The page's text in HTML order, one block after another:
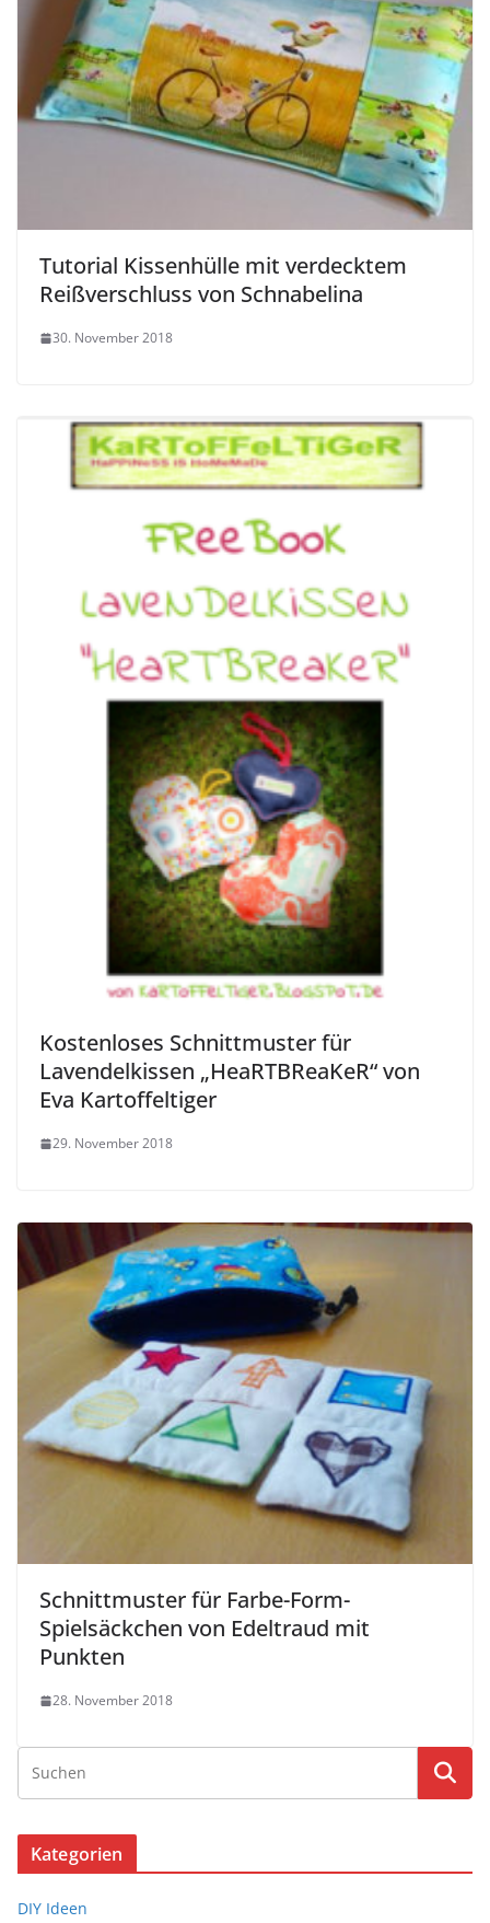
Tutorial Kissenhülle mit verdecktem
Reißverschluss von Schnabelina
30. November 2018
Kostenloses Schnittmuster für
Lavendelkissen „HeaRTBReaKeR“ von
Eva Kartoffeltiger
29. November 2018
Schnittmuster für Farbe-Form-
Spielsäckchen von Edeltraud mit
Punkten
28. November 2018
Kategorien
DIY Ideen